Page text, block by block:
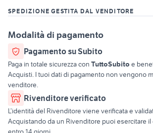
SPEDIZIONE GESTITA DAL VENDITORE
Modalità di pagamento
Pagamento su Subito
Paga in totale sicurezza con TuttoSubito e
Acquisti. I tuoi dati di pagamento non vengono
venditore.
Rivenditore verificato
L’identità del Rivenditore viene verificata e
Acquistando da un Rivenditore puoi esercitare il